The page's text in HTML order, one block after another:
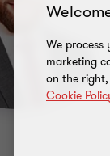
We process
marketing
on the
Cookie